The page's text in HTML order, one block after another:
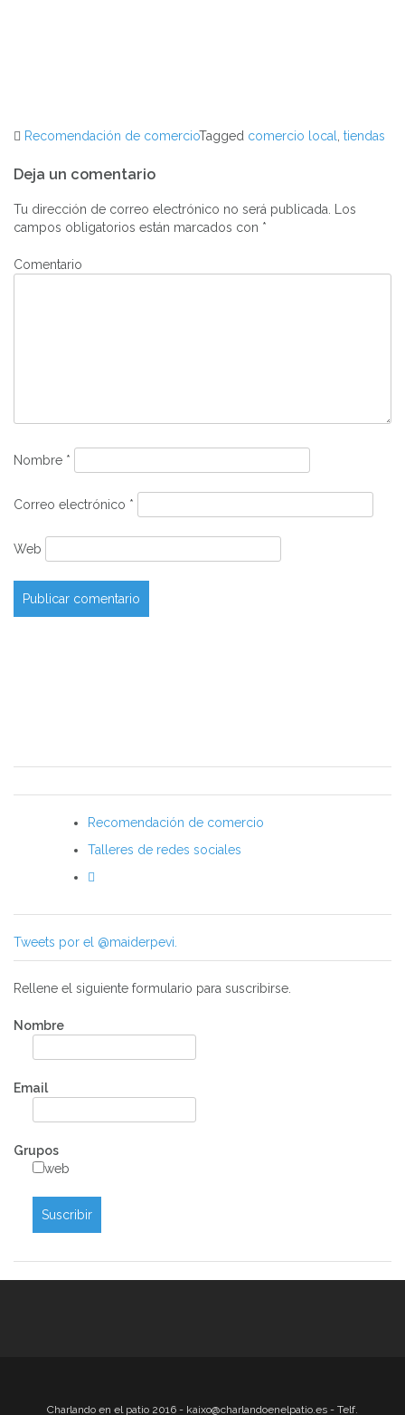
Recomendación de comercioTagged comercio local, tiendas
Navegación
de
entradas
Deja un comentario
Tu dirección de correo electrónico no será publicada.
Los
campos obligatorios están marcados con *
Comentario
Nombre *
Correo electrónico *
Web
Recomendación de comercio
Talleres de redes sociales
Tweets por el @maiderpevi.
Rellene el siguiente formulario para suscribirse.
Nombre
Email
Grupos
web
Charlando en el patio 2016 - kaixo@charlandoenelpatio.es - Telf.